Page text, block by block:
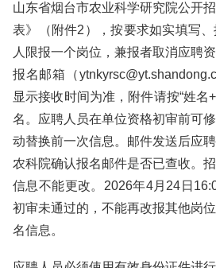
山东省烟台市农业科学研究院公开
表》（附件2），按要求如实填写
人限报一个岗位，兼报者取消应聘
报名邮箱（
显示接收时间为准，附件请按“姓名
名。应聘人员在单位资格初审前可
动替换前一次信息。邮件发送后应
农科院确认报名邮件是否已查收。
信息不能更改。2026年4月24日
初审未通过的，不能再改报其他岗
名信息。